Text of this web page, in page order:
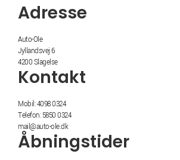
Adresse
Auto-Ole
Jyllandsvej 6
4200 Slagelse
Kontakt
Mobil: 4098 0324
Telefon: 5850 0324
mail@auto-ole.dk
Åbningstider